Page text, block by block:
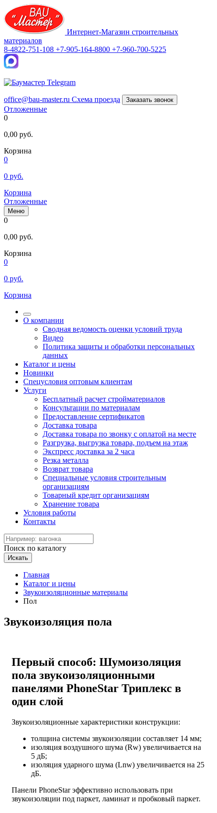
Интернет-Магазин строительных
материалов
8-4822-751-108 +7-905-164-8800 +7-960-700-5225
office@bau-master.ru Схема проезда Заказать звонок
Отложенные
0
0,00 руб.
Корзина
0
0 руб.
Корзина
Отложенные
Меню
0
0,00 руб.
Корзина
0
0 руб.
Корзина
О компании
Сводная ведомость оценки условий труда
Видео
Политика защиты и обработки персональных
данных
Каталог и цены
Новинки
Спецусловия оптовым клиентам
Услуги
Бесплатный расчет стройматериалов
Консультации по материалам
Предоставление сертификатов
Доставка товара
Доставка товара по звонку с оплатой на месте
Разгрузка, выгрузка товара, подъем на этаж
Экспресс доставка за 2 часа
Резка металла
Возврат товара
Специальные условия строительным
организациям
Товарный кредит организациям
Хранение товара
Условия работы
Контакты
Поиск по каталогу
Искать
Главная
Каталог и цены
Звукоизоляционные материалы
Пол
Звукоизоляция пола
Первый способ: Шумоизоляция
пола звукоизоляционными
панелями PhoneStar Триплекс в
один слой
Звукоизоляционные характеристики конструкции:
толщина системы звукоизоляции составляет 14 мм;
изоляция воздушного шума (Rw) увеличивается на
5 дБ;
изоляция ударного шума (Lnw) увеличивается на 25
дБ.
Панели PhoneStar эффективно использовать при
звукоизоляции под паркет, ламинат и пробковый паркет.